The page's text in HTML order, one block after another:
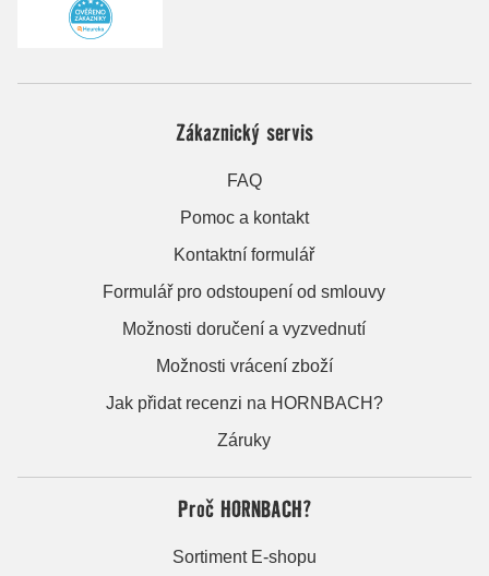
Zákaznický servis
FAQ
Pomoc a kontakt
Kontaktní formulář
Formulář pro odstoupení od smlouvy
Možnosti doručení a vyzvednutí
Možnosti vrácení zboží
Jak přidat recenzi na HORNBACH?
Záruky
Proč HORNBACH?
Sortiment E-shopu